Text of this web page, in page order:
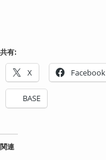
共有:
X Facebook
BASE
関連